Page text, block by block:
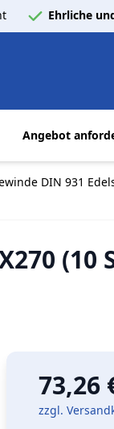
Ehrliche
Angebot
DIN 931
(10
73,26
zzgl.